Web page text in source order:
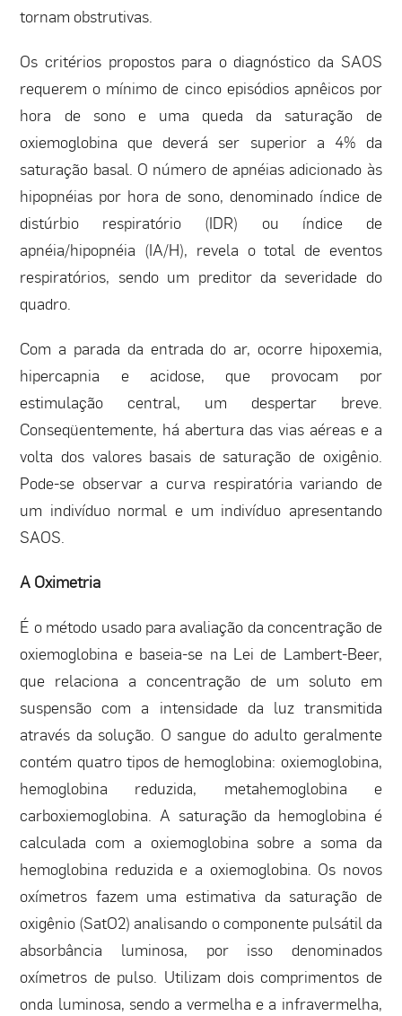
tornam obstrutivas.
Os critérios propostos para o diagnóstico da SAOS
requerem o mínimo de cinco episódios apnêicos por
hora de sono e uma queda da saturação de
oxiemoglobina que deverá ser superior a 4% da
saturação basal. O número de apnéias adicionado às
hipopnéias por hora de sono, denominado índice de
distúrbio respiratório (IDR) ou índice de
apnéia/hipopnéia (IA/H), revela o total de eventos
respiratórios, sendo um preditor da severidade do
quadro.
Com a parada da entrada do ar, ocorre hipoxemia,
hipercapnia e acidose, que provocam por
estimulação central, um despertar breve.
Conseqüentemente, há abertura das vias aéreas e a
volta dos valores basais de saturação de oxigênio.
Pode-se observar a curva respiratória variando de
um indivíduo normal e um indivíduo apresentando
SAOS.
A Oximetria
É o método usado para avaliação da concentração de
oxiemoglobina e baseia-se na Lei de Lambert-Beer,
que relaciona a concentração de um soluto em
suspensão com a intensidade da luz transmitida
através da solução. O sangue do adulto geralmente
contém quatro tipos de hemoglobina: oxiemoglobina,
hemoglobina reduzida, metahemoglobina e
carboxiemoglobina. A saturação da hemoglobina é
calculada com a oxiemoglobina sobre a soma da
hemoglobina reduzida e a oxiemoglobina. Os novos
oxímetros fazem uma estimativa da saturação de
oxigênio (SatO2) analisando o componente pulsátil da
absorbância luminosa, por isso denominados
oxímetros de pulso. Utilizam dois comprimentos de
onda luminosa, sendo a vermelha e a infravermelha,